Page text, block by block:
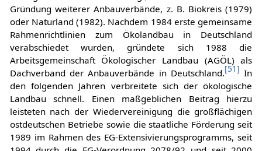
Gründung weiterer Anbauverbände, z. B. Biokreis (1979)
oder Naturland (1982). Nachdem 1984 erste gemeinsame
Rahmenrichtlinien zum Ökolandbau in Deutschland
verabschiedet wurden, gründete sich 1988 die
Arbeitsgemeinschaft Ökologischer Landbau (AGÖL) als
Dachverband der Anbauverbände in Deutschland.[51] In
den folgenden Jahren verbreitete sich der ökologische
Landbau schnell. Einen maßgeblichen Beitrag hierzu
leisteten nach der Wiedervereinigung die großflächigen
ostdeutschen Betriebe sowie die staatliche Förderung seit
1989 im Rahmen des EG-Extensivierungsprogramms, seit